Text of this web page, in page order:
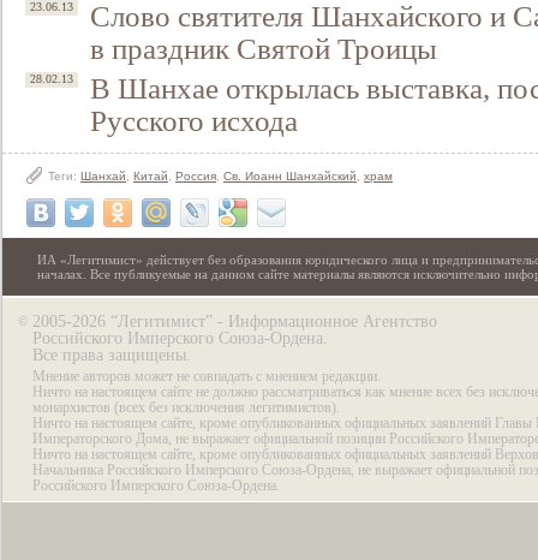
23.06.13
Слово cвятителя Шанхайского и
в праздник Святой Троицы
28.02.13
В Шанхае открылась выставка,
Русского исхода
Теги: Шанхай Китай Россия Св. Иоанн Шанхайский храм
ИА «Легитимист» действует без образования юридического лица и
началах. Все публикуемые на данном сайте материалы являются исключительно
© 2005-2026 “Легитимист” - Информационное Агентство
Российского Имперского Союза-Ордена.
Все права защищены.
Мнение авторов может не совпадать с мнением редакции.
Ничто на настоящем сайте не должно рассматриваться как мнение всех без
монархистов (всех без исключения легитимистов).
Ничто на настоящем сайте, кроме опубликованных официальных заявлений Главы
Императорского Дома, не выражает официальной позиции Российского
Ничто на настоящем сайте, кроме опубликованных официальных заявлений
Начальника Российского Имперского Союза-Ордена, не выражает официальной
Российского Имперского Союза-Ордена.